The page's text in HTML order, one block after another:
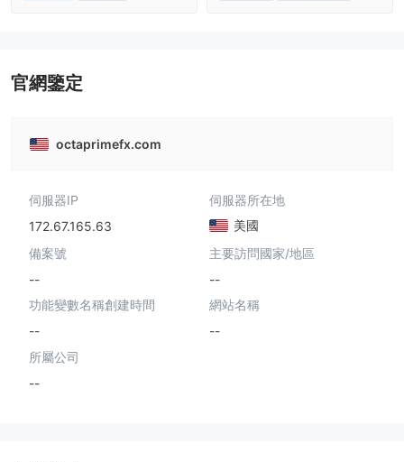
官網鑒定
octaprimefx.com
伺服器IP
172.67.165.63
伺服器所在地
美國
備案號
--
主要訪問國家/地區
--
功能變數名稱創建時間
--
網站名稱
--
所屬公司
--